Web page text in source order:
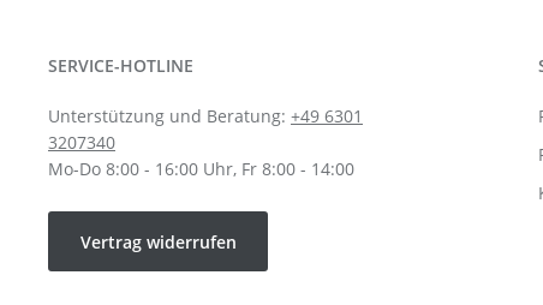
SERVICE-HOTLINE
Unterstützung und Beratung: +49 6301
3207340
Mo-Do 8:00 - 16:00 Uhr, Fr 8:00 - 14:00
Vertrag widerrufen